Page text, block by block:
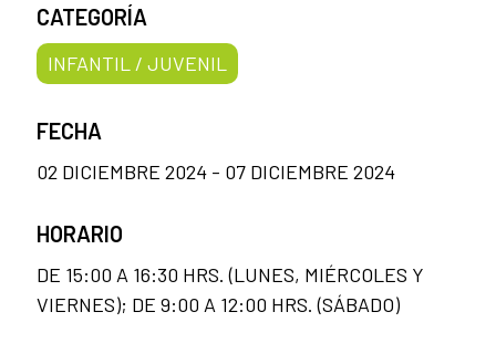
CATEGORÍA
INFANTIL / JUVENIL
FECHA
02 DICIEMBRE 2024 - 07 DICIEMBRE 2024
HORARIO
DE 15:00 A 16:30 HRS. (LUNES, MIÉRCOLES Y
VIERNES); DE 9:00 A 12:00 HRS. (SÁBADO)